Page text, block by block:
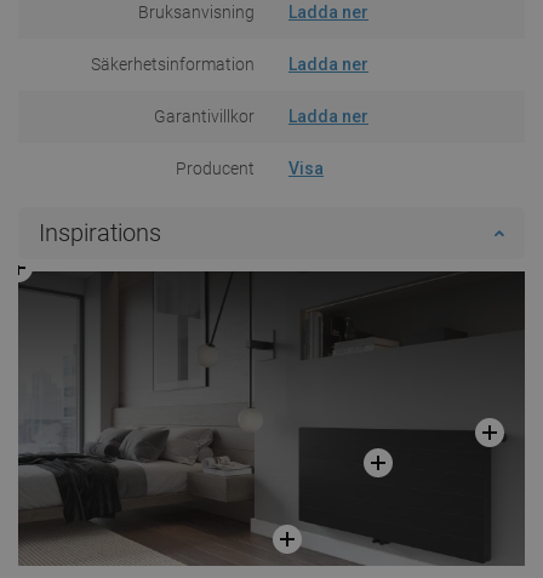
Bruksanvisning Ladda ner
Säkerhetsinformation Ladda ner
Garantivillkor Ladda ner
Producent Visa
Inspirations